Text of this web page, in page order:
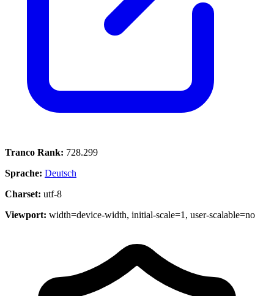
Tranco Rank: 728.299
Sprache: Deutsch
Charset: utf-8
Viewport: width=device-width, initial-scale=1, user-scalable=no